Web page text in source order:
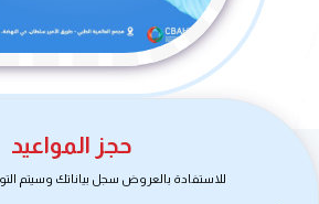
حجز المواعيد
للاستفادة بالعروض سجل بياناتك وسيتم